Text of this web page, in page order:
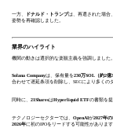
一方、 ドナルド・トランプは、再選された場合
姿勢を再確認しました。
業界のハイライト
機関の動きは選択的な楽観主義を強調しました。
Solana Companyは、保有量を230万SOL（約2億
合わせて遅延条項を削除し、SECにより多くの
同時に、 21SharesはHyperliquid ETFの書類を
テクノロジーセクターでは、 OpenAIが2027年
2026年に初のIPOをリードする可能性があります